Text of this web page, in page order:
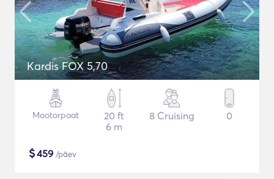
Kardis FOX 5,70
Mootorpaat
20 ft
6 m
8 Cruising 0
$459 /päev